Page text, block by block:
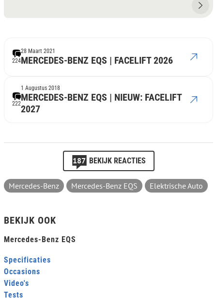
224MERCEDES-BENZ EQS | FACELIFT 2026
28 Maart 2021
222
MERCEDES-BENZ EQS | NIEUW: FACELIFT
2027
1 Augustus 2018
187 BEKIJK REACTIES
Mercedes-Benz Mercedes-Benz EQS Elektrische Auto
BEKIJK OOK
Mercedes-Benz EQS
Specificaties
Occasions
Video's
Tests